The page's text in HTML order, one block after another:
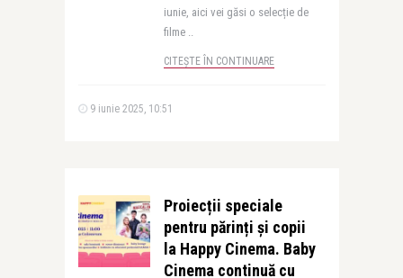
iunie, aici vei găsi o selecție de
filme ..
CITEȘTE ÎN CONTINUARE
9 iunie 2025, 10:51
Proiecții speciale
pentru părinți și copii
la Happy Cinema. Baby
Cinema continuă cu